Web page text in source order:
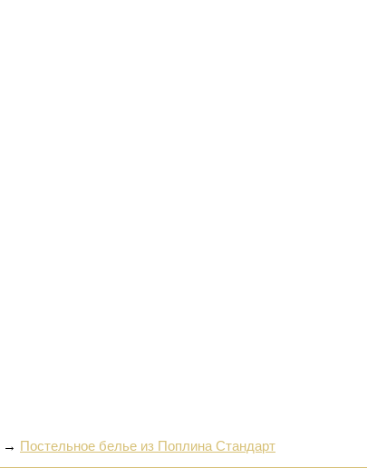
→ Постельное белье из Поплина Стандарт